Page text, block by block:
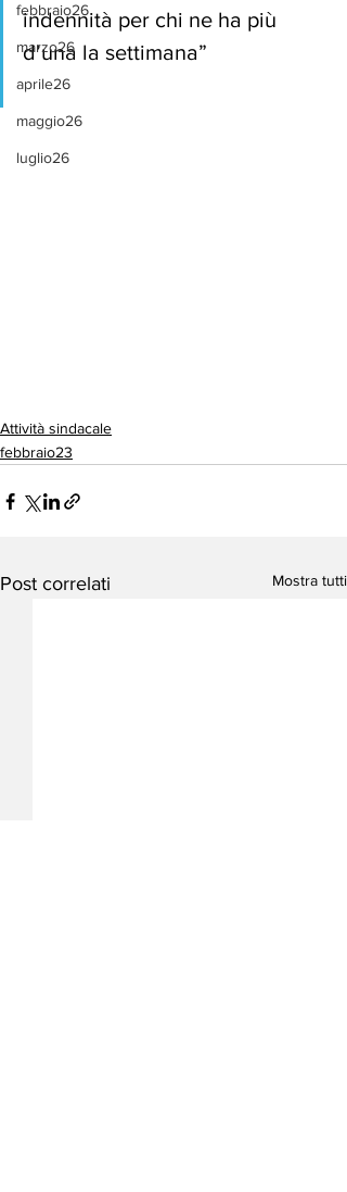
febbraio26
marzo26
aprile26
maggio26
luglio26
indennità per chi ne ha più
d’una la settimana”
Attività sindacale
febbraio23
Post correlati Mostra tutti